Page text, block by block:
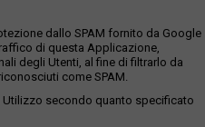
dallo SPAM fornito da Google
di questa Applicazione,
degli Utenti, al fine di filtrarlo da
come SPAM.
Utilizzo secondo quanto specificato